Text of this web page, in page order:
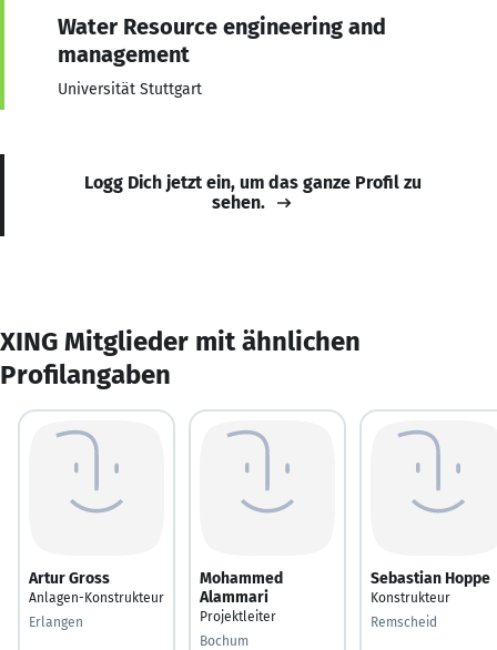
Water Resource engineering and
management
Universität Stuttgart
Logg Dich jetzt ein, um das ganze Profil zu
sehen.
XING Mitglieder mit ähnlichen
Profilangaben
Artur Gross
Anlagen-Konstrukteur
Erlangen
Mohammed
Alammari
Projektleiter
Bochum
Sebastian Hoppe
Konstrukteur
Remscheid